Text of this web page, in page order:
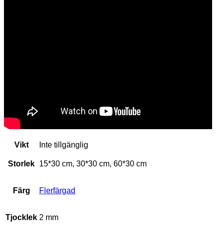
Vikt Inte tillgänglig
Storlek 15*30 cm, 30*30 cm, 60*30 cm
Färg Flerfärgad
Tjocklek 2 mm